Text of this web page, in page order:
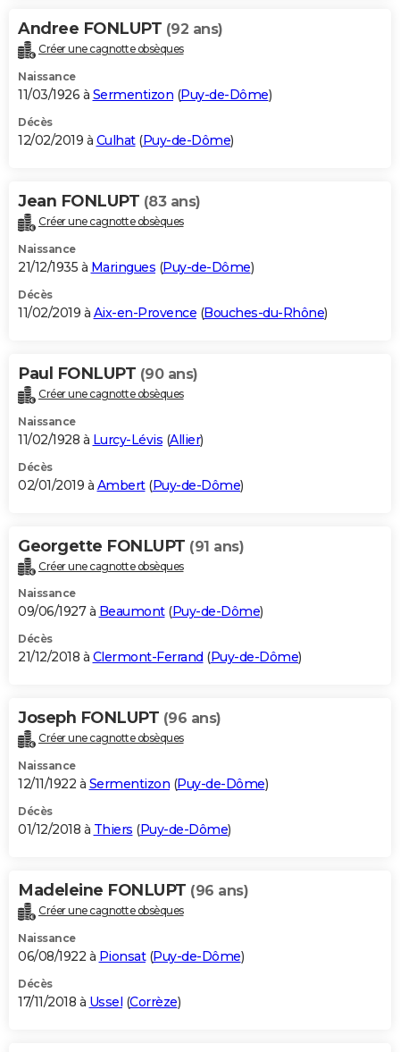
Andree FONLUPT (92 ans)
Créer une cagnotte obsèques
Naissance
11/03/1926 à Sermentizon (Puy-de-Dôme)
Décès
12/02/2019 à Culhat(Puy-de-Dôme)
Jean FONLUPT (83 ans)
Créer une cagnotte obsèques
Naissance
21/12/1935 à Maringues (Puy-de-Dôme)
Décès
11/02/2019 à Aix-en-Provence (Bouches-du-Rhône)
Paul FONLUPT (90 ans)
Créer une cagnotte obsèques
Naissance
11/02/1928 à Lurcy-Lévis (Allier)
Décès
02/01/2019 à Ambert(Puy-de-Dôme)
Georgette FONLUPT (91 ans)
Créer une cagnotte obsèques
Naissance
09/06/1927 à Beaumont(Puy-de-Dôme)
Décès
21/12/2018 à Clermont-Ferrand (Puy-de-Dôme)
Joseph FONLUPT (96 ans)
Créer une cagnotte obsèques
Naissance
12/11/1922 à Sermentizon (Puy-de-Dôme)
Décès
01/12/2018 à Thiers (Puy-de-Dôme)
Madeleine FONLUPT (96 ans)
Créer une cagnotte obsèques
Naissance
06/08/1922 à Pionsat(Puy-de-Dôme)
Décès
17/11/2018 à Ussel (Corrèze)